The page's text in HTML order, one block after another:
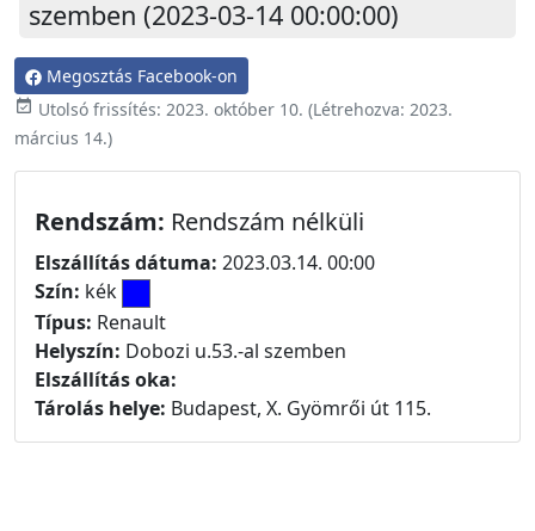
szemben (2023-03-14 00:00:00)
Megosztás Facebook-on
event_available Utolsó frissítés: 2023. október 10. (Létrehozva: 2023.
március 14.)
Rendszám: Rendszám nélküli
Elszállítás dátuma: 2023.03.14. 00:00
Szín: kék
Típus: Renault
Helyszín: Dobozi u.53.-al szemben
Elszállítás oka:
Tárolás helye: Budapest, X. Gyömrői út 115.